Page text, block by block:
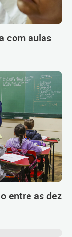
com aulas
entre as dez